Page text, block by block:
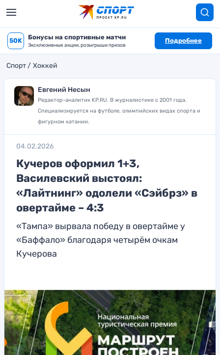
50K Бонусы на спортивные матчи
Эксклюзивные акции, розыгрыши призов
Подробнее
Спорт Хоккей
Евгений Несын
Редактор-аналитик KP.RU. В журналистике с 2001 года.
Специализируется на футболе, олимпийских видах спорта и
фигурном катании.
04.02.2026
Кучеров оформил 1+3,
Василевский выстоял:
«Лайтнинг» одолели «Сэйбрз» в
овертайме – 4:3
«Тампа» вырвала победу в овертайме у
«Баффало» благодаря четырём очкам
Кучерова